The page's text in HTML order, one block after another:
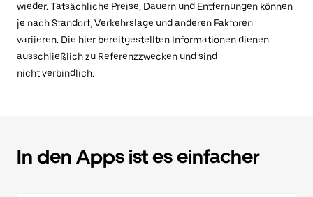
wieder. Tatsächliche Preise, Dauern und Entfernungen können
je nach Standort, Verkehrslage und anderen Faktoren
variieren. Die hier bereitgestellten Informationen dienen
ausschließlich zu Referenzzwecken und sind
nicht verbindlich.
In den Apps ist es einfacher